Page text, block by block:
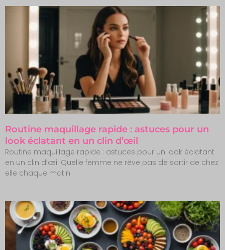
Routine maquillage rapide : astuces pour un
look éclatant en un clin d’œil
Routine maquillage rapide : astuces pour un look éclatant
en un clin d’œil Quelle femme ne rêve pas de sortir de chez
elle chaque matin